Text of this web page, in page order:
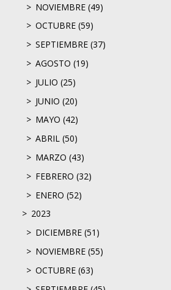
NOVIEMBRE (49)
OCTUBRE (59)
SEPTIEMBRE (37)
AGOSTO (19)
JULIO (25)
JUNIO (20)
MAYO (42)
ABRIL (50)
MARZO (43)
FEBRERO (32)
ENERO (52)
2023
DICIEMBRE (51)
NOVIEMBRE (55)
OCTUBRE (63)